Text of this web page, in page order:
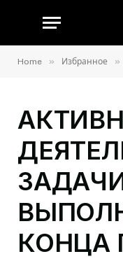
Home » Избранное »
КОНЦА